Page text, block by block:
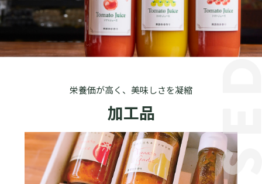
加工品
栄養価が高く、美味しさを凝縮